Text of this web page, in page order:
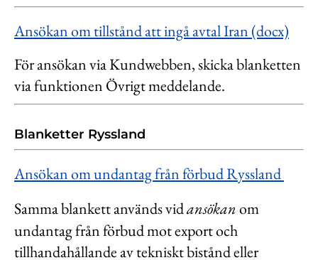
Ansökan om tillstånd att ingå avtal Iran (docx)
För ansökan via Kundwebben, skicka blanketten
via funktionen Övrigt meddelande.
Blanketter Ryssland
Ansökan om undantag från förbud Ryssland
Samma blankett används vidansökanom
undantag från förbud mot export och
tillhandahållande av tekniskt bistånd eller